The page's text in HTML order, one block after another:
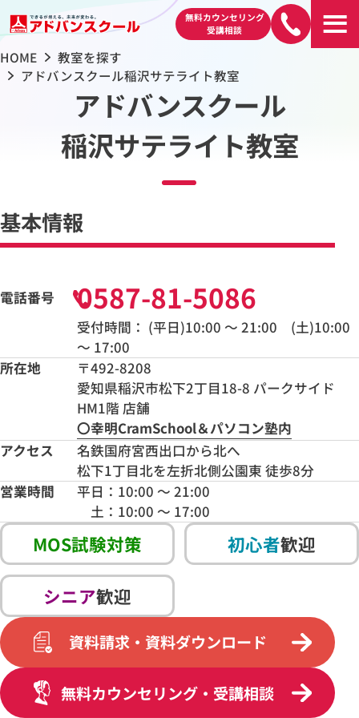
無料カウンセリング
受講相談
HOME
教室を探す
アドバンスクール稲沢サテライト教室
アドバンスクール
稲沢サテライト教室
基本情報
電話番号 0587-81-5086
受付時間： (平日)10:00 〜 21:00 (土)10:00
〜 17:00
所在地
〒492-8208
愛知県稲沢市松下2丁目18-8 パークサイド
HM1階 店舗
〇幸明CramSchool＆パソコン塾内
アクセス
名鉄国府宮西出口から北へ
松下1丁目北を左折北側公園東 徒歩8分
営業時間
平日：10:00 〜 21:00
土：10:00 ～ 17:00
MOS試験対策 初心者歓迎
シニア歓迎
資料請求・資料ダウンロード
無料カウンセリング・受講相談